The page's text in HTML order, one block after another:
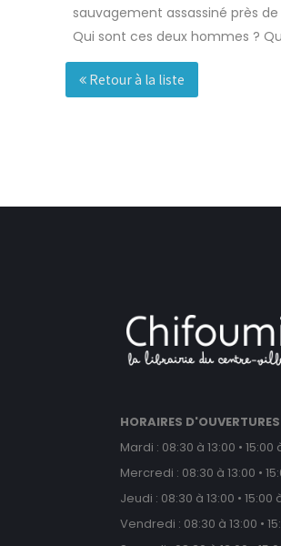
sauvagement assassiné près
Qui sont ces deux hommes ?
Retour à la liste
HORAIRES D'OUVERTURES
Mardi : 08:30 à 13:00 • 15:00
Mercredi : 08:30 à 13:00 •
Jeudi : 08:30 à 13:00 • 15:00
Vendredi : 08:30 à 13:00 •